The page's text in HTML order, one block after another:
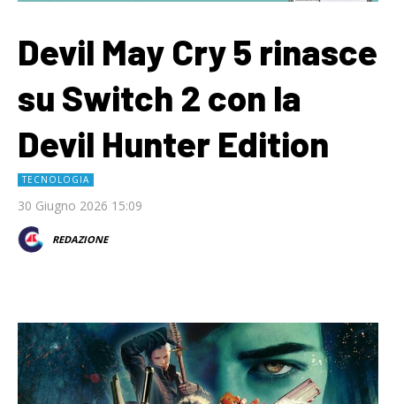
Devil May Cry 5 rinasce
su Switch 2 con la
Devil Hunter Edition
TECNOLOGIA
30 Giugno 2026 15:09
REDAZIONE